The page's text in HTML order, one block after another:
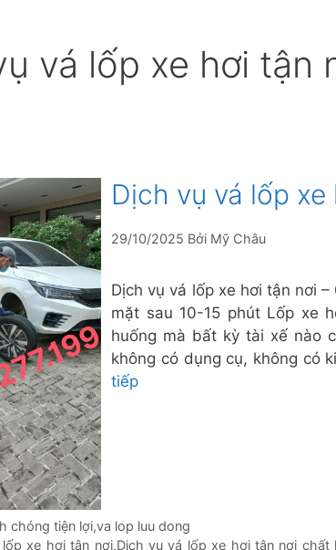
vá lốp xe hơi tận
Dịch vụ vá lốp xe
29/10/2025 Bởi Mỹ Châu
Dịch vụ vá lốp xe hơi tận nơi
mặt sau 10-15 phút Lốp xe
huống mà bất kỳ tài xế nào
không có dụng cụ, không có
tiếp
chóng tiện lợi,va lop luu dong
xe hơi tận nơi,Dịch vụ vá lốp xe hơi tận nơi chất